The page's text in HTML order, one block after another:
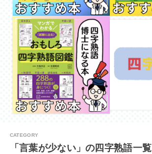
「言葉が少ない」の四字熟語一覧